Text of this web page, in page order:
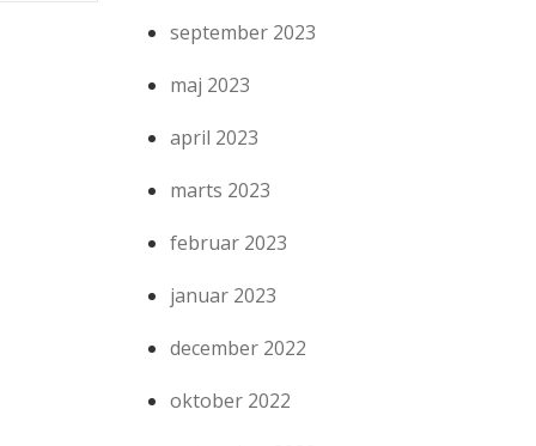
september 2023
maj 2023
april 2023
marts 2023
februar 2023
januar 2023
december 2022
oktober 2022